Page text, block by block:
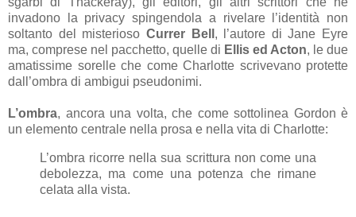
invadono la privacy spingendola a rivelare l’identità non
soltanto del misterioso Currer Bell , l’autore di Jane Eyre
ma, comprese nel pacchetto, quelle di Ellis ed Acton, le due
amatissime sorelle che come Charlotte scrivevano protette
dall’ombra di ambigui pseudonimi.
L’ombra, ancora una volta, che come sottolinea Gordon è
un elemento centrale nella prosa e nella vita di Charlotte:
L’ombra ricorre nella sua scrittura non come una
debolezza, ma come una potenza che rimane
celata alla vista.